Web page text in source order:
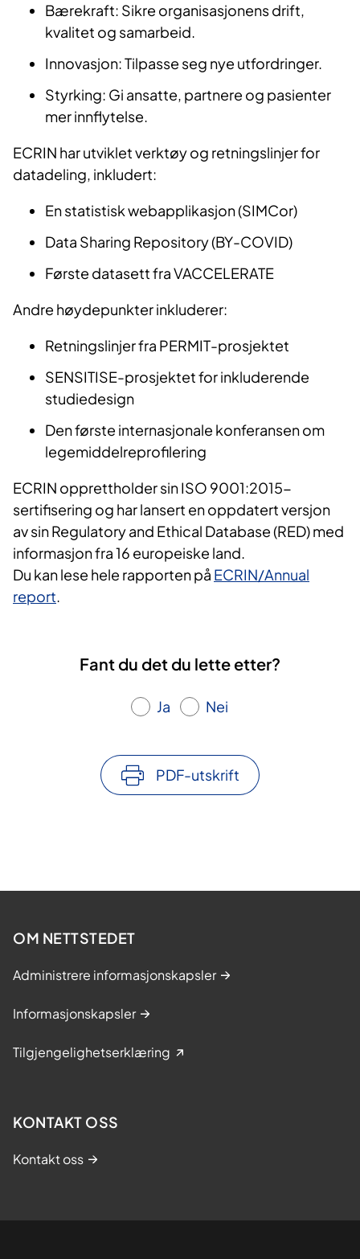
Bærekraft: Sikre organisasjonens drift,
kvalitet og samarbeid.
Innovasjon: Tilpasse seg nye utfordringer.
Styrking: Gi ansatte, partnere og pasienter
mer innflytelse.
ECRIN har utviklet verktøy og retningslinjer for
datadeling, inkludert:
En statistisk webapplikasjon (SIMCor)
Data Sharing Repository (BY-COVID)
Første datasett fra VACCELERATE
Andre høydepunkter inkluderer:
Retningslinjer fra PERMIT-prosjektet
SENSITISE-prosjektet for inkluderende
studiedesign
Den første internasjonale konferansen om
legemiddelreprofilering
ECRIN opprettholder sin ISO 9001:2015-
sertifisering og har lansert en oppdatert versjon
av sin Regulatory and Ethical Database (RED) med
informasjon fra 16 europeiske land.
Du kan lese hele rapporten på ECRIN/Annual
report.
Fant du det du lette etter?
Ja Nei
PDF-utskrift
OM NETTSTEDET
Administrere informasjonskapsler
Informasjonskapsler
Tilgjengelighetserklæring
KONTAKT OSS
Kontakt oss